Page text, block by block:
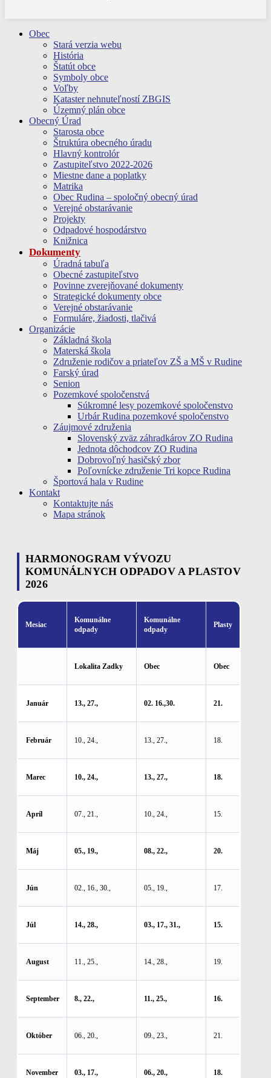
Obec
Stará verzia webu
História
Štatút obce
Symboly obce
Voľby
Kataster nehnuteľností ZBGIS
Územný plán obce
Obecný Úrad
Starosta obce
Štruktúra obecného úradu
Hlavný kontrolór
Zastupiteľstvo 2022-2026
Miestne dane a poplatky
Matrika
Obec Rudina – spoločný obecný úrad
Verejné obstarávanie
Projekty
Odpadové hospodárstvo
Knižnica
Dokumenty
Úradná tabuľa
Obecné zastupiteľstvo
Povinne zverejňované dokumenty
Strategické dokumenty obce
Verejné obstarávanie
Formuláre, žiadosti, tlačivá
Organizácie
Základná škola
Materská škola
Združenie rodičov a priateľov ZŠ a MŠ v Rudine
Farský úrad
Senion
Pozemkové spoločenstvá
Súkromné lesy pozemkové spoločenstvo
Urbár Rudina pozemkové spoločenstvo
Záujmové združenia
Slovenský zväz záhradkárov ZO Rudina
Jednota dôchodcov ZO Rudina
Dobrovoľný hasičský zbor
Poľovnícke združenie Tri kopce Rudina
Športová hala v Rudine
Kontakt
Kontaktujte nás
Mapa stránok
HARMONOGRAM VÝVOZU
KOMUNÁLNYCH ODPADOV A PLASTOV
2026
Mesiac
Komunálne
odpady
Komunálne
odpady
Plasty
Lokalita Zadky Obec Obec
Január 13., 27., 02. 16.,30. 21.
Február 10., 24., 13., 27., 18.
Marec 10., 24., 13., 27., 18.
Apríl 07., 21., 10., 24., 15.
Máj 05., 19., 08., 22., 20.
Jún 02., 16., 30., 05., 19., 17.
Júl 14., 28., 03., 17., 31., 15.
August 11., 25., 14., 28., 19.
September 8., 22., 11., 25., 16.
Október 06., 20., 09., 23., 21.
November 03., 17., 06., 20., 18.